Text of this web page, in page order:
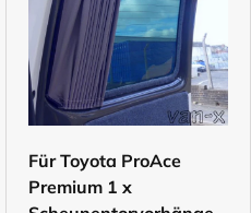
Für Toyota ProAce
Premium 1 x